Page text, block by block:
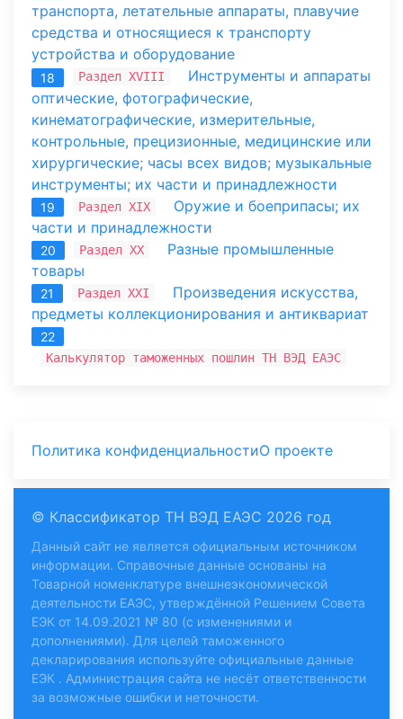
транспорта, летательные аппараты, плавучие
средства и относящиеся к транспорту
устройства и оборудование
18 Раздел XVIII
Инструменты и аппараты
оптические, фотографические,
кинематографические, измерительные,
контрольные, прецизионные, медицинские или
хирургические; часы всех видов; музыкальные
инструменты; их части и принадлежности
19 Раздел XIX
Оружие и боеприпасы; их
части и принадлежности
20 Раздел XX
Разные промышленные
товары
21 Раздел XXI
Произведения искусства,
предметы коллекционирования и антиквариат
22
Калькулятор таможенных пошлин ТН ВЭД ЕАЭС
Политика конфиденциальностиО проекте
© Классификатор ТН ВЭД ЕАЭС 2026 год
Данный сайт не является официальным источником
информации. Справочные данные основаны на
Товарной номенклатуре внешнеэкономической
деятельности ЕАЭС, утверждённой Решением Совета
ЕЭК от 14.09.2021 № 80 (с изменениями и
дополнениями). Для целей таможенного
декларирования используйте официальные данные
ЕЭК . Администрация сайта не несёт ответственности
за возможные ошибки и неточности.